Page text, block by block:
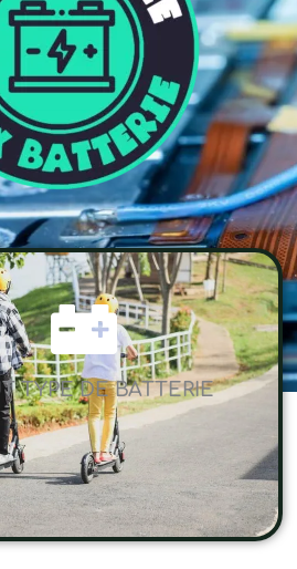
TYPE DE BATTERIE